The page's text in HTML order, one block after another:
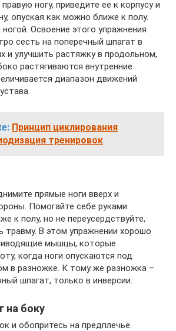
ногу, приведите ее к корпусу и
опуская как можно ближе к полу.
Освоение этого упражнения
сесть на поперечный шпагат в
и улучшить растяжку в продольном,
растягиваются внутренние
диапазон движений
Принцип циклирования
тренировок
прямые ноги вверх и
Помогайте себе руками
к полу, но не переусердствуйте,
травму. В этом упражнении хорошо
мышцы, которые
когда ноги опускаются под
в разножке. К тому же разножка –
шпагат, только в инверсии.
на боку
и обопритесь на предплечье.